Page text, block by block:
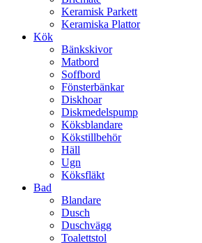
Keramisk Parkett
Keramiska Plattor
Kök
Bänkskivor
Matbord
Soffbord
Fönsterbänkar
Diskhoar
Diskmedelspump
Köksblandare
Kökstillbehör
Häll
Ugn
Köksfläkt
Bad
Blandare
Dusch
Duschvägg
Toalettstol